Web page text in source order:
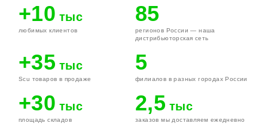
+10 тыс
любимых клиентов
85
регионов России — наша
дистрибьюторская сеть
+35 тыс
Scu товаров в продаже
5
филиалов в разных городах России
+30 тыс
площадь складов
2,5 тыс
заказов мы доставляем ежедневно